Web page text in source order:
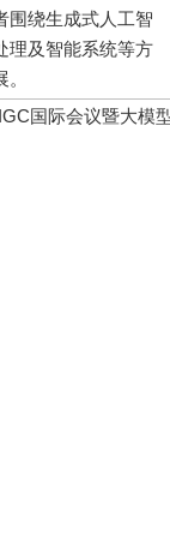
围绕生成式人工智
理及智能系统等方